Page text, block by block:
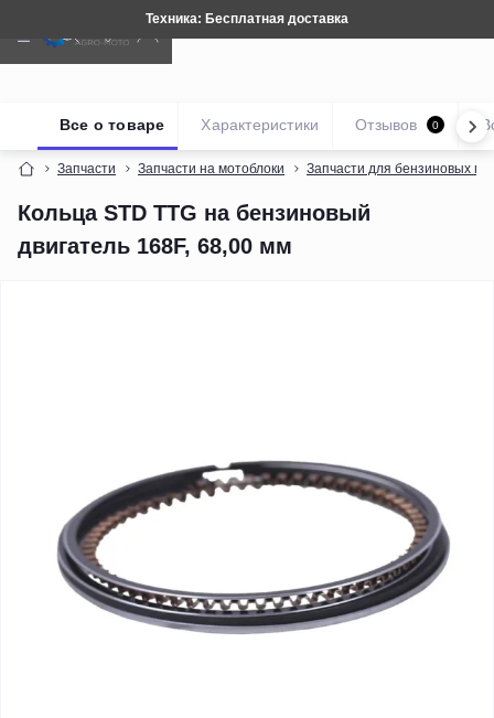
Техника: Бесплатная доставка
Запчасти Запчасти на мотоблоки Запчасти для бензиновых
Кольца STD TTG на бензиновый
двигатель 168F, 68,00 мм
Все о товаре Характеристики Отзывов 0